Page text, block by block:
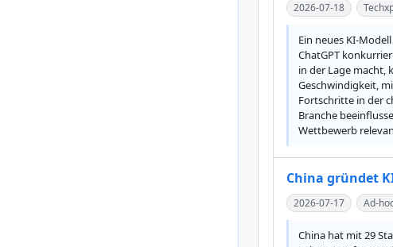
2026-07-18
Ein neues KI-
ChatGPT
in der Lage macht,
Geschwindigkeit,
Fortschritte in der
Branche
Wettbewerb
China gründet
2026-07-17 Ad-
China hat mit 29